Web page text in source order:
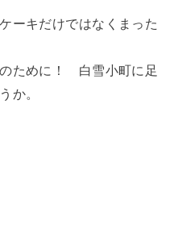
ーキだけではなくまった
ために！ 白雪小町に足
か。